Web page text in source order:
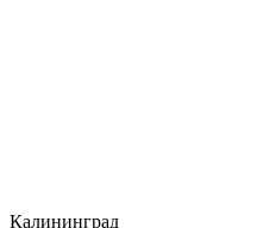
Калининград